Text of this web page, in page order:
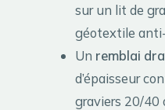
sur un lit de
géotextile
Un remblai
d’épaisseur
graviers 20/